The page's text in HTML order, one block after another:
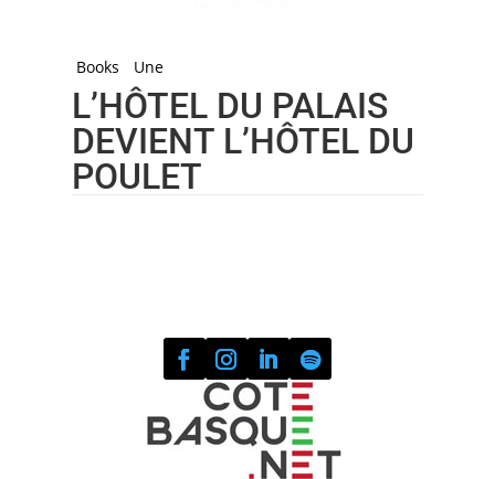
Books Une
L’HÔTEL DU PALAIS
DEVIENT L’HÔTEL DU
POULET